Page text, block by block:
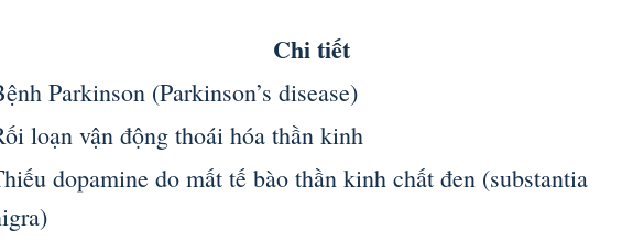
Chi tiết
Parkinson (Parkinson’s disease)
loạn vận động thoái hóa thần kinh
dopamine do mất tế bào thần kinh chất đen (substantia